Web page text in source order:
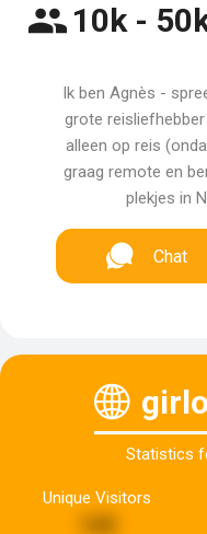
10k -
Ik ben Agnès -
grote
alleen op reis
graag remote en
plekjes in
Chat
Statistics
Unique Visitors